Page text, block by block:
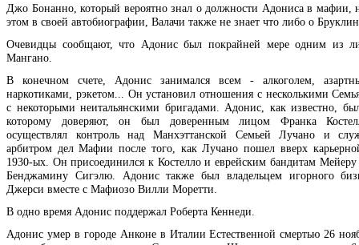
Джо Бонанно, который вероятно знал о должности Адониса в мафии,
этом в своей автобиографии, Валачи также не знает что либо о
Очевидцы сообщают, что Адонис был покрайней мере одним из
Мангано.
В конечном счете, Адонис занимался всем - алкоголем,
наркотиками, рэкетом... Он установил отношения с несколькими
с некоторыми неитальянскими бригадами. Адонис, как известно,
которому доверяют, он был доверенным лицом Франка
осуществлял контроль над Манхэттанской Семьей Лучано и
арбитром дел Мафии после того, как Лучано пошел вверх
1930-ых. Он присоединился к Костелло и еврейским бандитам
Бенджамину Сигэлю. Адонис также был владельцем игорного
Джерси вместе с Мафиозо Вилли Моретти.
В одно время Адонис поддержал Роберта Кеннеди.
Адонис умер в городе Анконе в Италии Естественной смертью 26